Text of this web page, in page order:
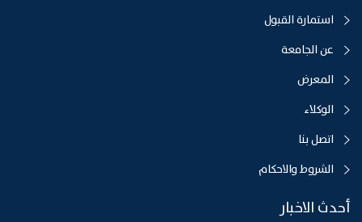
استمارة القبول
عن الجامعة
المعرض
الوكلاء
اتصل بنا
الشروط والاحكام
أحدث الاخبار